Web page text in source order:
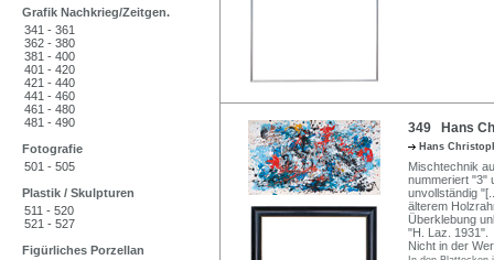
Grafik Nachkrieg/Zeitgen.
341 - 361
362 - 380
381 - 400
401 - 420
421 - 440
441 - 460
461 - 480
481 - 490
Fotografie
501 - 505
Plastik / Skulpturen
511 - 520
521 - 527
Figürliches Porzellan
349 Hans
Hans
Mischtechnik
nummeriert "3"
unvollständig
älterem
Überklebung
"H. Laz. 1931".
Nicht in der